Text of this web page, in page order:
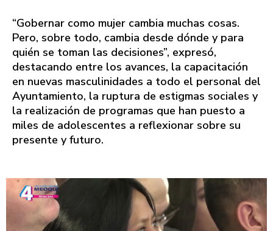
“Gobernar como mujer cambia muchas cosas.
Pero, sobre todo, cambia desde dónde y para
quién se toman las decisiones”, expresó,
destacando entre los avances, la capacitación
en nuevas masculinidades a todo el personal del
Ayuntamiento, la ruptura de estigmas sociales y
la realización de programas que han puesto a
miles de adolescentes a reflexionar sobre su
presente y futuro.